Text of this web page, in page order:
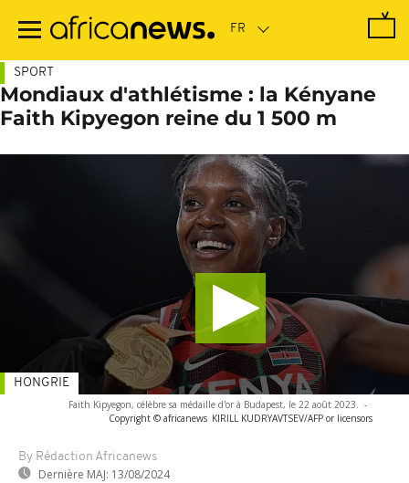
contenu
SPORT
Mondiaux d'athlétisme : la Kényane
Faith Kipyegon reine du 1 500 m
Faith Kipyegon, célèbre sa médaille d'or à Budapest, le 22 août 2023. -
Copyright © africanews KIRILL KUDRYAVTSEV/AFP or licensors
By Rédaction Africanews
Dernière MAJ: 13/08/2024
HONGRIE